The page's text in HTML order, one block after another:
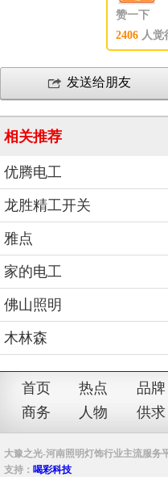
赞一下
2406 人觉
发送给朋友
相关推荐
优腾电工
龙胜精工开关
雅点
家的电工
佛山照明
木林森
首页 热点 品牌
商务
人物 供求
大豫之光-河南照明灯饰行业主流服
支持： 喝彩科技